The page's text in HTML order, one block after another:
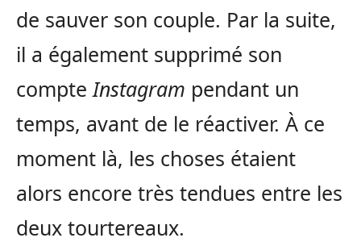
de sauver son couple. Par la suite,
il a également supprimé son
compteInstagram pendant un
temps, avant de le réactiver. À ce
moment là, les choses étaient
alors encore très tendues entre les
deux tourtereaux.